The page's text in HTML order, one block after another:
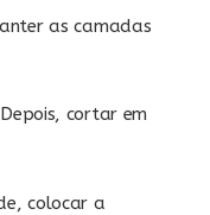
as camadas
cortar em
colocar a